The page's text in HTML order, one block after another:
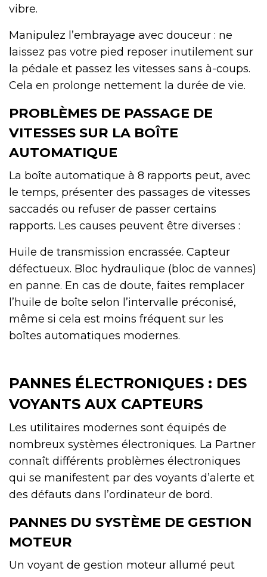
vibre.
Manipulez l’embrayage avec douceur : ne
laissez pas votre pied reposer inutilement sur
la pédale et passez les vitesses sans à-coups.
Cela en prolonge nettement la durée de vie.
PROBLÈMES DE PASSAGE DE
VITESSES SUR LA BOÎTE
AUTOMATIQUE
La boîte automatique à 8 rapports peut, avec
le temps, présenter des passages de vitesses
saccadés ou refuser de passer certains
rapports. Les causes peuvent être diverses :
Huile de transmission encrassée. Capteur
défectueux. Bloc hydraulique (bloc de vannes)
en panne. En cas de doute, faites remplacer
l’huile de boîte selon l’intervalle préconisé,
même si cela est moins fréquent sur les
boîtes automatiques modernes.
PANNES ÉLECTRONIQUES : DES
VOYANTS AUX CAPTEURS
Les utilitaires modernes sont équipés de
nombreux systèmes électroniques. La Partner
connaît différents problèmes électroniques
qui se manifestent par des voyants d’alerte et
des défauts dans l’ordinateur de bord.
PANNES DU SYSTÈME DE GESTION
MOTEUR
Un voyant de gestion moteur allumé peut